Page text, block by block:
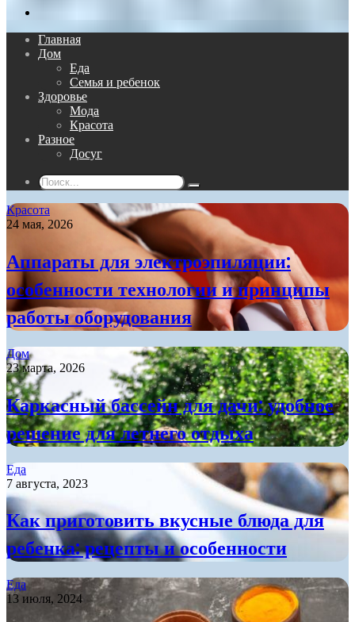
Главная
Дом
Еда
Семья и ребенок
Здоровье
Мода
Красота
Разное
Досуг
Поиск...
Красота
24 мая, 2026
Аппараты для электроэпиляции:
особенности технологии и принципы
работы оборудования
Дом
23 марта, 2026
Каркасный бассейн для дачи: удобное
решение для летнего отдыха
Еда
7 августа, 2023
Как приготовить вкусные блюда для
ребенка: рецепты и особенности
Еда
13 июля, 2024